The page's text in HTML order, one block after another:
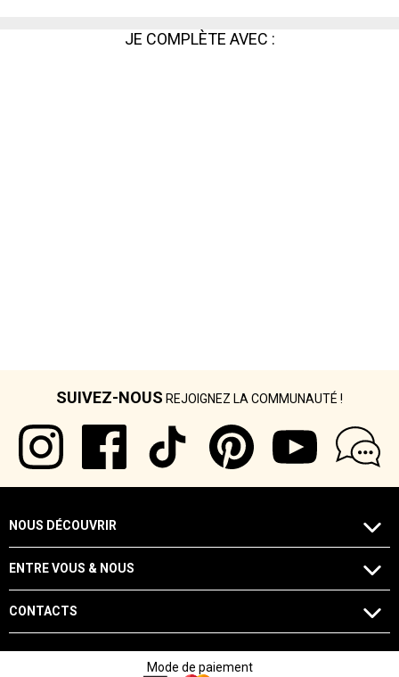
JE COMPLÈTE AVEC :
SUIVEZ-NOUS REJOIGNEZ LA COMMUNAUTÉ !
NOUS DÉCOUVRIR
ENTRE VOUS & NOUS
CONTACTS
Mode de paiement